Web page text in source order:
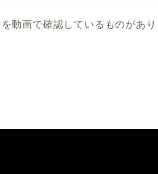
動画で確認しているものがあ